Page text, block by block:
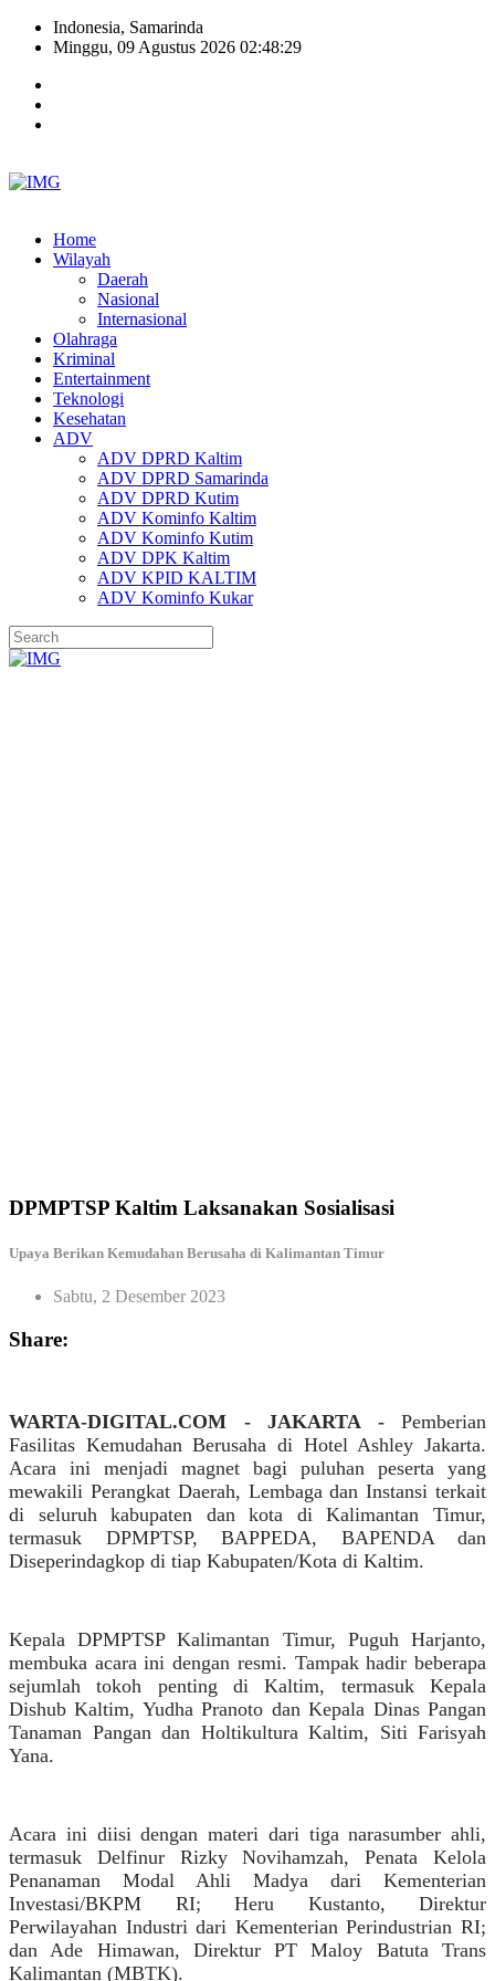
Indonesia, Samarinda
Minggu, 09 Agustus 2026 02:48:30
Home
Wilayah
Daerah
Nasional
Internasional
Olahraga
Kriminal
Entertainment
Teknologi
Kesehatan
ADV
ADV DPRD Kaltim
ADV DPRD Samarinda
ADV DPRD Kutim
ADV Kominfo Kaltim
ADV Kominfo Kutim
ADV DPK Kaltim
ADV KPID KALTIM
ADV Kominfo Kukar
DPMPTSP Kaltim Laksanakan Sosialisasi
Upaya Berikan Kemudahan Berusaha di Kalimantan Timur
Sabtu, 2 Desember 2023
Share:
WARTA-DIGITAL.COM - JAKARTA - Pemberian
Fasilitas Kemudahan Berusaha di Hotel Ashley Jakarta.
Acara ini menjadi magnet bagi puluhan peserta yang
mewakili Perangkat Daerah, Lembaga dan Instansi terkait
di seluruh kabupaten dan kota di Kalimantan Timur,
termasuk DPMPTSP, BAPPEDA, BAPENDA dan
Diseperindagkop di tiap Kabupaten/Kota di Kaltim.
Kepala DPMPTSP Kalimantan Timur, Puguh Harjanto,
membuka acara ini dengan resmi. Tampak hadir beberapa
sejumlah tokoh penting di Kaltim, termasuk Kepala
Dishub Kaltim, Yudha Pranoto dan Kepala Dinas Pangan
Tanaman Pangan dan Holtikultura Kaltim, Siti Farisyah
Yana.
Acara ini diisi dengan materi dari tiga narasumber ahli,
termasuk Delfinur Rizky Novihamzah, Penata Kelola
Penanaman Modal Ahli Madya dari Kementerian
Investasi/BKPM RI; Heru Kustanto, Direktur
Perwilayahan Industri dari Kementerian Perindustrian RI;
dan Ade Himawan, Direktur PT Maloy Batuta Trans
Kalimantan (MBTK).